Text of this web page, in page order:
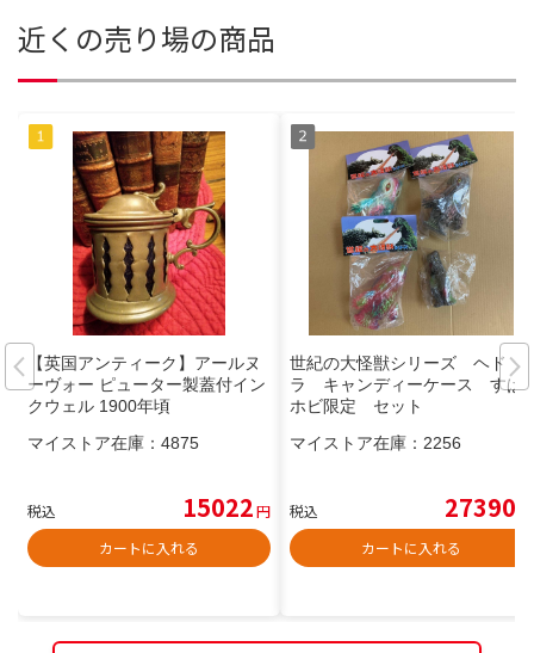
近くの売り場の商品
【英国アンティーク】アールヌ
ーヴォー ピューター製蓋付イン
クウェル 1900年頃
マイストア在庫： 4875
税込 15022円
カートに入れる
世紀の大怪獣シリーズ ヘド
ラ キャンディーケース すぱ
ホビ限定 セット
マイストア在庫： 2256
税込 27390
カートに入れる